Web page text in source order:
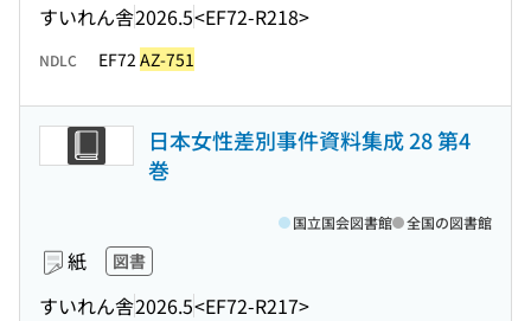
すいれん舎2026.5<EF72-R218>
NDLC EF72 AZ-751
日本女性差別事件資料集成 28 第4
巻
紙 図書
すいれん舎2026.5<EF72-R217>
国立国会図書館 全国の図書館